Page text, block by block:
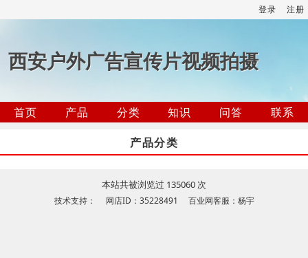
登录 注册
西安户外广告宣传片视频拍摄
首页 产品 分类 知识 问答
联系
产品分类
本站共被浏览过 135060 次
技术支持： 网店ID：35228491 百业网客服：杨宇